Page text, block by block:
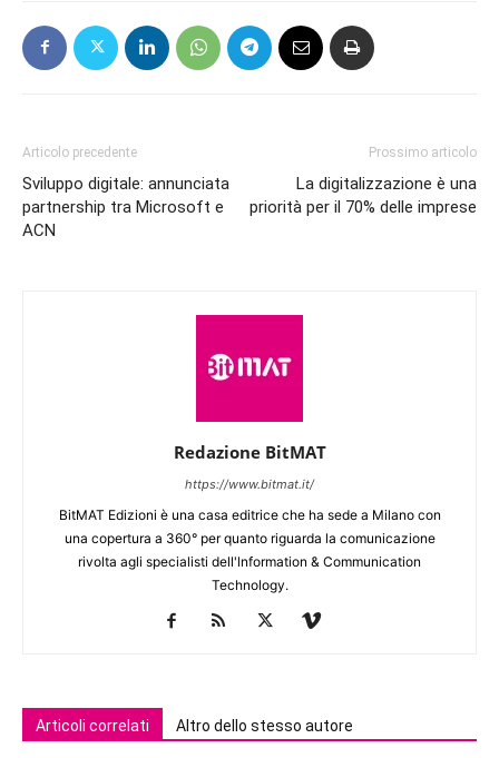
Articolo precedente
Sviluppo digitale: annunciata
partnership tra Microsoft e
ACN
Prossimo articolo
La digitalizzazione è una
priorità per il 70% delle imprese
Redazione BitMAT
https://www.bitmat.it/
BitMAT Edizioni è una casa editrice che ha sede a Milano con
una copertura a 360° per quanto riguarda la comunicazione
rivolta agli specialisti dell'lnformation & Communication
Technology.
Articoli correlati Altro dello stesso autore